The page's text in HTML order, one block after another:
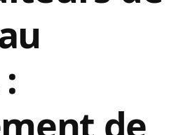
de